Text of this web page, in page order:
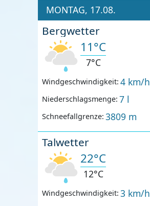
MONTAG, 17.08.
Bergwetter
11°C
7°C
Windgeschwindigkeit: 4 km/h
Niederschlagsmenge: 7 l
Schneefallgrenze: 3809 m
Talwetter
22°C
12°C
Windgeschwindigkeit: 3 km/h